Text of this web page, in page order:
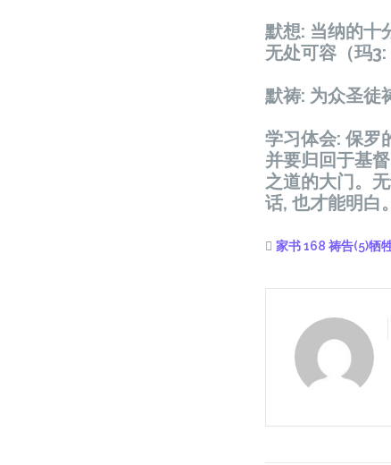
默想: 当纳的十
无处可容（玛3:
默祷: 为众圣徒
学习体会: 保罗
并要归回于基
之道的大门。
话, 也才能明白
家书 168 祷告(5)牺